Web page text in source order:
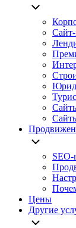
Сайт-
Цены
Другие